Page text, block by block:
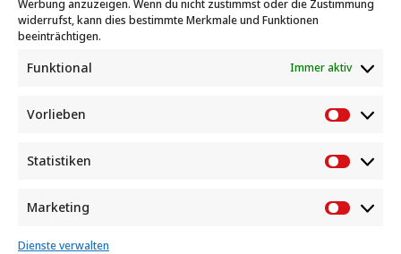
Werbung anzuzeigen. Wenn du nicht zustimmst oder die Zustimmung
widerrufst, kann dies bestimmte Merkmale und Funktionen
beeinträchtigen.
Funktional Immer aktiv
Vorlieben
Statistiken
Marketing
Dienste verwalten
ovital Hauswirtschafts- und Betreuungsleistungen